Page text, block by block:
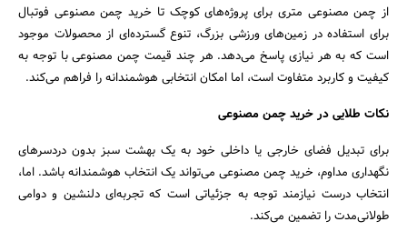
از چمن مصنوعی متری برای پروژه‌های کوچک تا خرید چمن مصنوعی فوتبال
برای استفاده در زمین‌های ورزشی بزرگ، تنوع گسترده‌ای از محصولات موجود
است که به هر نیازی پاسخ می‌دهد. هر چند قیمت چمن مصنوعی با توجه به
کیفیت و کاربرد متفاوت است، اما امکان انتخابی هوشمندانه را فراهم می‌کند.
نکات طلایی در خرید چمن مصنوعی
برای تبدیل فضای خارجی یا داخلی خود به یک بهشت سبز بدون دردسرهای
نگهداری مداوم، خرید چمن مصنوعی می‌تواند یک انتخاب هوشمندانه باشد. اما،
انتخاب درست نیازمند توجه به جزئیاتی است که تجربه‌ای دلنشین و دوامی
طولانی‌مدت را تضمین می‌کند.